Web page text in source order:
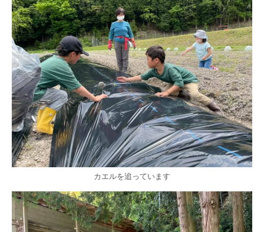
カエルを追っています